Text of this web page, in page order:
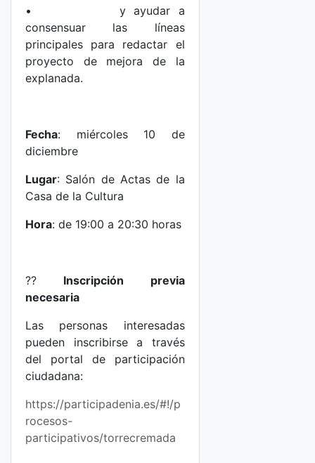
• y ayudar a
consensuar las líneas
principales para redactar el
proyecto de mejora de la
explanada.
Fecha: miércoles 10 de
diciembre
Lugar: Salón de Actas de la
Casa de la Cultura
Hora: de 19:00 a 20:30 horas
?? Inscripción previa
necesaria
Las personas interesadas
pueden inscribirse a través
del portal de participación
ciudadana:
https://participadenia.es/#!/p
rocesos-
participativos/torrecremada